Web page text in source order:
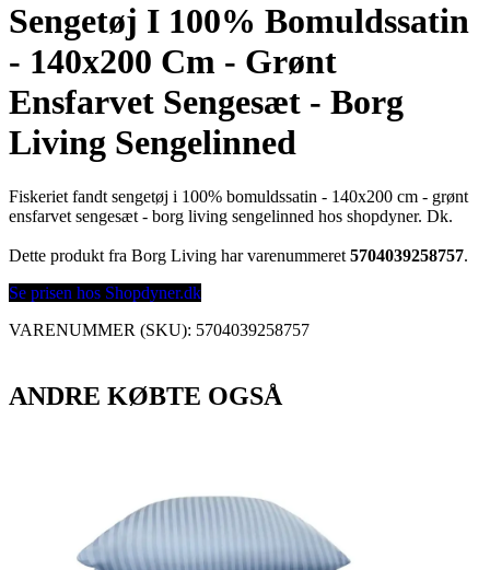
Sengetøj I 100% Bomuldssatin
- 140x200 Cm - Grønt
Ensfarvet Sengesæt - Borg
Living Sengelinned
Fiskeriet fandt sengetøj i 100% bomuldssatin - 140x200 cm - grønt
ensfarvet sengesæt - borg living sengelinned hos shopdyner. Dk.
Dette produkt fra Borg Living har varenummeret 5704039258757.
Se prisen hos Shopdyner.dk
VARENUMMER (SKU): 5704039258757
ANDRE KØBTE OGSÅ